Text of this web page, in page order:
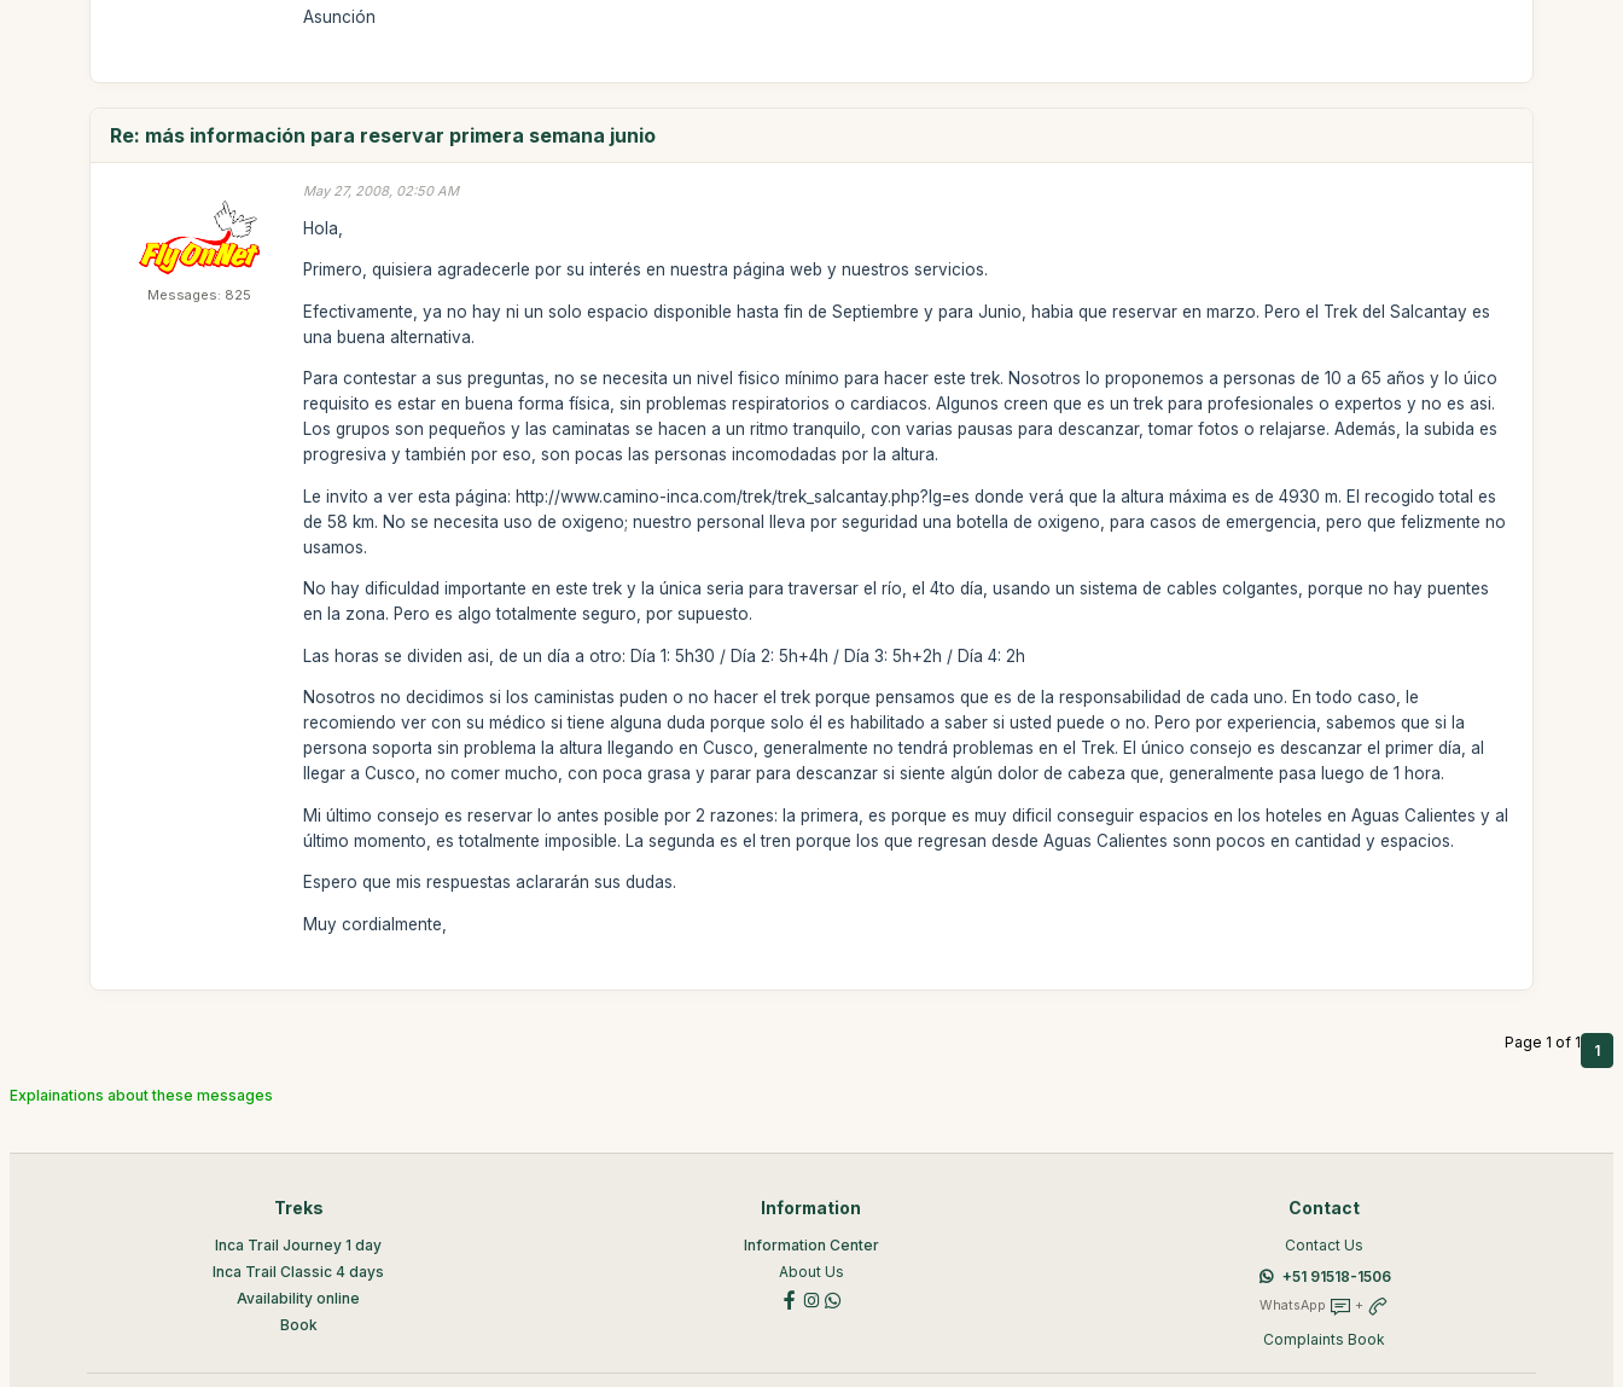
Asunción
Re: más información para reservar primera semana junio
Messages: 825
May 27, 2008, 02:50 AM
Hola,
Primero, quisiera agradecerle por su interés en nuestra página web y nuestros servicios.
Efectivamente, ya no hay ni un solo espacio disponible hasta fin de Septiembre y para Junio, habia que reservar en marzo. Pero el Trek del Salcantay es
una buena alternativa.
Para contestar a sus preguntas, no se necesita un nivel fisico mínimo para hacer este trek. Nosotros lo proponemos a personas de 10 a 65 años y lo úico
requisito es estar en buena forma física, sin problemas respiratorios o cardiacos. Algunos creen que es un trek para profesionales o expertos y no es asi.
Los grupos son pequeños y las caminatas se hacen a un ritmo tranquilo, con varias pausas para descanzar, tomar fotos o relajarse. Además, la subida es
progresiva y también por eso, son pocas las personas incomodadas por la altura.
Le invito a ver esta página: http://www.camino-inca.com/trek/trek_salcantay.php?lg=es donde verá que la altura máxima es de 4930 m. El recogido total es
de 58 km. No se necesita uso de oxigeno; nuestro personal lleva por seguridad una botella de oxigeno, para casos de emergencia, pero que felizmente no
usamos.
No hay dificuldad importante en este trek y la única seria para traversar el río, el 4to día, usando un sistema de cables colgantes, porque no hay puentes
en la zona. Pero es algo totalmente seguro, por supuesto.
Las horas se dividen asi, de un día a otro: Día 1: 5h30 / Día 2: 5h+4h / Día 3: 5h+2h / Día 4: 2h
Nosotros no decidimos si los caministas puden o no hacer el trek porque pensamos que es de la responsabilidad de cada uno. En todo caso, le
recomiendo ver con su médico si tiene alguna duda porque solo él es habilitado a saber si usted puede o no. Pero por experiencia, sabemos que si la
persona soporta sin problema la altura llegando en Cusco, generalmente no tendrá problemas en el Trek. El único consejo es descanzar el primer día, al
llegar a Cusco, no comer mucho, con poca grasa y parar para descanzar si siente algún dolor de cabeza que, generalmente pasa luego de 1 hora.
Mi último consejo es reservar lo antes posible por 2 razones: la primera, es porque es muy dificil conseguir espacios en los hoteles en Aguas Calientes y al
último momento, es totalmente imposible. La segunda es el tren porque los que regresan desde Aguas Calientes sonn pocos en cantidad y espacios.
Espero que mis respuestas aclararán sus dudas.
Muy cordialmente,
Page 1 of 1 1
Explainations about these messages
Treks
Inca Trail Journey 1 day
Inca Trail Classic 4 days
Availability online
Book
Information
Information Center
About Us
Contact
Contact Us
+51 91518-1506
WhatsApp +
Complaints Book